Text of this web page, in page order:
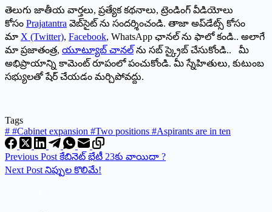
తెలుగు జాతీయ వార్తలు, ప్రత్యేక కథనాలు, ట్రెండింగ్ వీడియోలు
కోసం Prajatantra వెబ్‌సైట్ ను సందర్శించండి. తాజా అప్‌డేట్స్ కోసం
మా X (Twitter), Facebook, WhatsApp ఛానల్ ను ఫాలో కండి.. అలాగే
మా ప్రజాతంత్ర, యూట్యూబ్ చానల్ ను సబ్ స్క్రైబ్ చేసుకోండి.. మీ
అభిప్రాయాన్ని కామెంట్ రూపంలో పంచుకోండి. మీ స్నేహితులు, కుటుంబ
సభ్యులతో షేర్ చేయడం మర్చిపోవద్దు.
Tags
# #Cabinet expansion #Two positions #Aspirants are in ten
Previous Post కేబినెట్ భేటీ 23కు వాయిదా ?
Next Post నిప్పుల కొలిమే!